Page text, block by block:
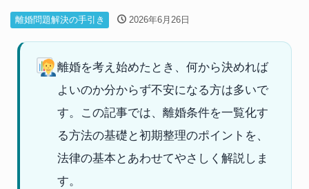
離婚問題解決の手引き 2026年6月26日
離婚を考え始めたとき、何から決めれば
よいのか分からず不安になる方は多いで
す。この記事では、離婚条件を一覧化す
る方法の基礎と初期整理のポイントを、
法律の基本とあわせてやさしく解説しま
す。